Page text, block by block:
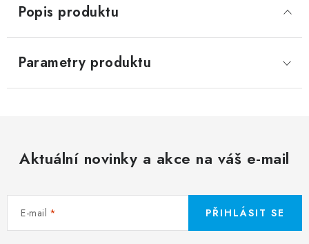
Popis produktu
Parametry produktu
Aktuální novinky a akce na váš e-mail
E-mail PŘIHLÁSIT SE